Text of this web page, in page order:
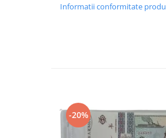
Alte colectibile
Insigne/Medalii/Decoratii
Informatii conformitate
-20%